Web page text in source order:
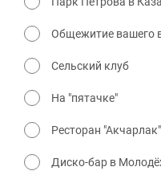
Общежитие вашего
Сельский клуб
На "пятачке"
Ресторан "Акчарлак"
Диско-бар в